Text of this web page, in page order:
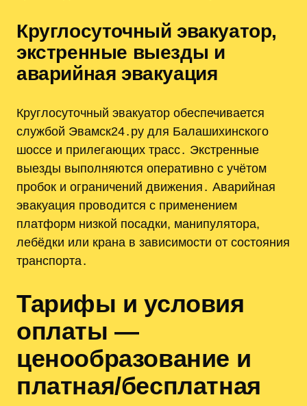
Круглосуточный эвакуатор,
экстренные выезды и
аварийная эвакуация
Круглосуточный эвакуатор обеспечивается
службой Эвамск24․ру для Балашихинского
шоссе и прилегающих трасс․ Экстренные
выезды выполняются оперативно с учётом
пробок и ограничений движения․ Аварийная
эвакуация проводится с применением
платформ низкой посадки, манипулятора,
лебёдки или крана в зависимости от состояния
транспорта․
Тарифы и условия
оплаты —
ценообразование и
платная/бесплатная